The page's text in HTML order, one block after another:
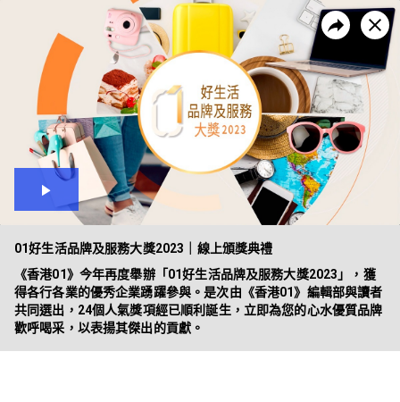
01好生活品牌及服務大獎2023｜結
果公布
《香港01》今年再度舉辦「01好生活品牌及服務大獎2023」，獲得各行
各業的優秀企業踴躍參與，是次活動全賴有大家的投票，24個人氣獎項
經已順利誕生，立即為您的心水優質品牌歡呼喝采，以表揚其提供優質
生活產品及服務的貢獻。
昔日活動 企業方案
播
01好生活品牌及服務大獎2023｜線上頒獎典禮
《香港01》今年再度舉辦「01好生活品牌及服務大獎2023」，獲
得各行各業的優秀企業踴躍參與。是次由《香港01》編輯部與讀者
共同選出，24個人氣獎項經已順利誕生，立即為您的心水優質品牌
歡呼喝采，以表揚其傑出的貢獻。